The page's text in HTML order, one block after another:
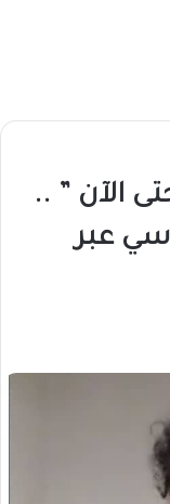
الآن ” ..
عبر